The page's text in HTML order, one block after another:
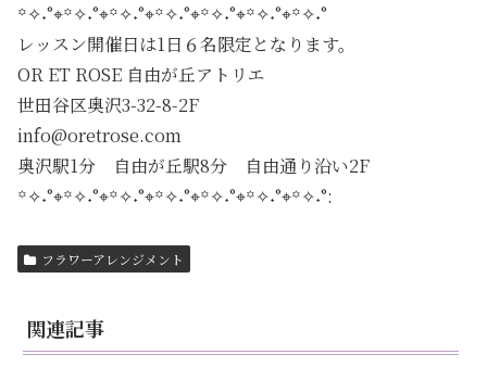
꙳✧˖°⌖꙳✧˖°⌖꙳✧˖°⌖꙳✧˖°⌖꙳✧˖°⌖꙳✧˖°⌖꙳✧˖°
レッスン開催日は1日６名限定となります。
OR ET ROSE 自由が丘アトリエ
世田谷区奥沢3-32-8-2F
info@oretrose.com
奥沢駅1分 自由が丘駅8分 自由通り沿い2F
꙳✧˖°⌖꙳✧˖°⌖꙳✧˖°⌖꙳✧˖°⌖꙳✧˖°⌖꙳✧˖°⌖꙳✧˖°:
フラワーアレンジメント
関連記事